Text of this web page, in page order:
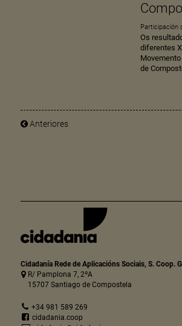
Participación
Os
diferentes
de
Anteriores
Cidadanía Rede de Aplicacións Sociais, S. Coop.
R/ Pamplona 7, 2ºA
15707 Santiago de Compostela
+34 981 589 269
cidadania.coop